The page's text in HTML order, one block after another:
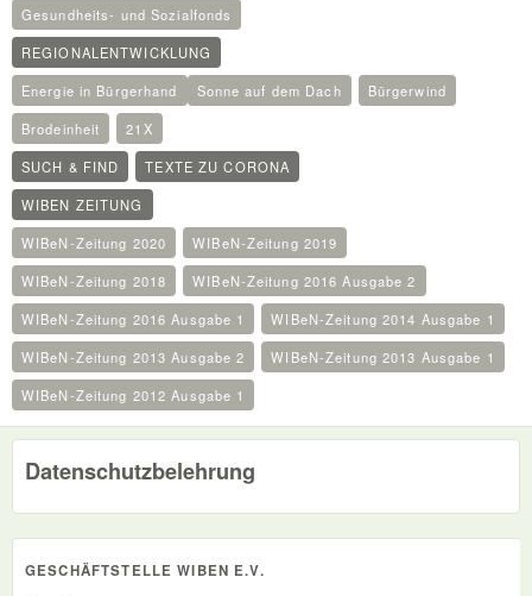
Gesundheits- und Sozialfonds
REGIONALENTWICKLUNG
Energie in Bürgerhand
Sonne auf dem Dach
Bürgerwind
Brodeinheit
21X
SUCH & FIND
TEXTE ZU CORONA
WIBEN ZEITUNG
WIBeN-Zeitung 2020
WIBeN-Zeitung 2019
WIBeN-Zeitung 2018
WIBeN-Zeitung 2016 Ausgabe 2
WIBeN-Zeitung 2016 Ausgabe 1
WIBeN-Zeitung 2014 Ausgabe 1
WIBeN-Zeitung 2013 Ausgabe 2
WIBeN-Zeitung 2013 Ausgabe 1
WIBeN-Zeitung 2012 Ausgabe 1
Datenschutzbelehrung
GESCHÄFTSTELLE WIBEN E.V.